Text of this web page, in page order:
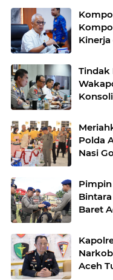
Tindak
Polda
Nasi
Baret
Aceh